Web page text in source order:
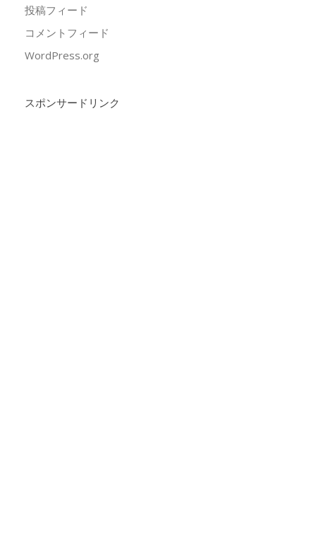
投稿フィード
コメントフィード
WordPress.org
スポンサードリンク